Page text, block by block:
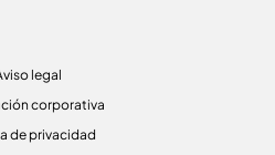
legal
corporativa
de privacidad